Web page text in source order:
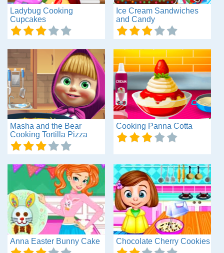
Ladybug Cooking
Cupcakes
Ice Cream Sandwiches
and Candy
Masha and the Bear
Cooking Tortilla Pizza
Cooking Panna Cotta
Anna Easter Bunny Cake Chocolate Cherry Cookies